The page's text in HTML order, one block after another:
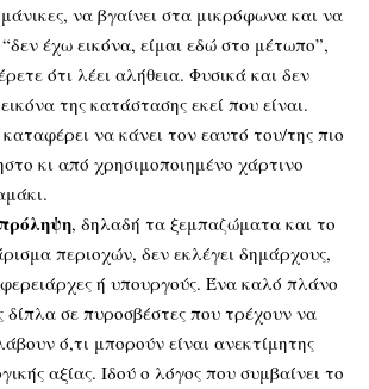
μάνικες, να βγαίνει στα μικρόφωνα και να
“δεν έχω εικόνα, είμαι εδώ στο μέτωπο”,
ότι λέει αλήθεια. Φυσικά και δεν
της κατάστασης εκεί που είναι.
καταφέρει να κάνει τον εαυτό του/της πιο
κι από χρησιμοποιημένο χάρτινο
, δηλαδή τα ξεμπαζώματα και το
περιοχών, δεν εκλέγει δημάρχους,
ή υπουργούς. Ένα καλό πλάνο
δίπλα σε πυροσβέστες που τρέχουν να
ό,τι μπορούν είναι ανεκτίμητης
αξίας. Ιδού ο λόγος που συμβαίνει το